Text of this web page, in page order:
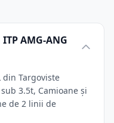
AMG-ANG
din Targoviste
3.5t, Camioane și
de 2 linii de